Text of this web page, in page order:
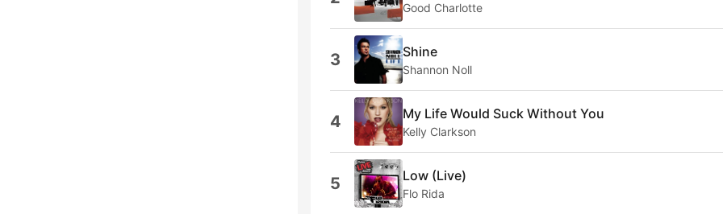
Good Charlotte
3 Shine
Shannon Noll
4 My Life Would Suck Without You
Kelly Clarkson
5 Low (Live)
Flo Rida